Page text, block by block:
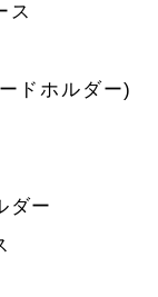
ス
ドホルダー)
ダー